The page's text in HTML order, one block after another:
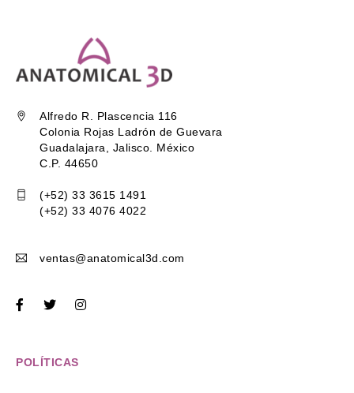
Alfredo R. Plascencia 116
Colonia Rojas Ladrón de Guevara
Guadalajara, Jalisco. México
C.P. 44650
(+52) 33 3615 1491
(+52) 33 4076 4022
ventas@anatomical3d.com
POLÍTICAS